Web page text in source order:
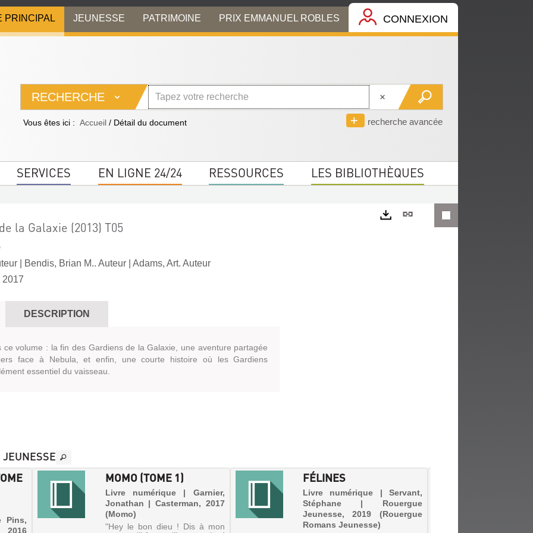
PRINCIPAL JEUNESSE PATRIMOINE PRIX EMMANUEL ROBLES CONNEXION
RECHERCHE
recherche avancée
Vous êtes ici : Accueil / Détail du document
SERVICES EN LIGNE 24/24 RESSOURCES LES BIBLIOTHÈQUES
la Galaxie (2013) T05
Bendis, Brian M.. Auteur
Adams, Art. Auteur
2017
DESCRIPTION
ce volume : la fin des Gardiens de la Galaxie, une aventure partagée
face à Nebula, et enfin, une courte histoire où les Gardiens
essentiel du vaisseau.
Lien
MOMO (TOME 1)
Livre numérique | Garnier,
Jonathan | Casterman, 2017
(Momo)
"Hey le bon dieu ! Dis à mon
FÉLINES
Livre numérique | Servant,
Stéphane | Rouergue
Jeunesse, 2019 (Rouergue
Romans Jeunesse)
Pins,